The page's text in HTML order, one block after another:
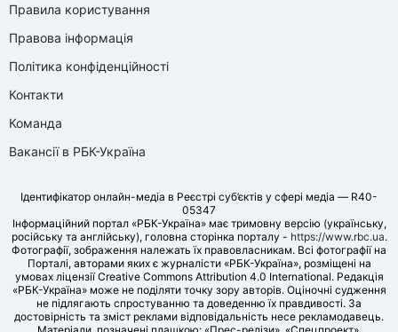
Правила користування
Правова інформація
Політика конфіденційності
Контакти
Команда
Вакансії в РБК-Україна
Ідентифікатор онлайн-медіа в Реєстрі суб’єктів у сфері медіа — R40-
05347
Інформаційний портал «РБК-Україна» має тримовну версію (українську,
російську та англійську), головна сторінка порталу - https://www.rbc.ua.
Фотографії, зображення належать їх правовласникам. Всі фотографії на
Порталі, авторами яких є журналісти «РБК-Україна», розміщені на
умовах ліцензії Creative Commons Attribution 4.0 International. Редакція
«РБК-Україна» може не поділяти точку зору авторів. Оціночні судження
не підлягають спростуванню та доведенню їх правдивості. За
достовірність та зміст реклами відповідальність несе рекламодавець.